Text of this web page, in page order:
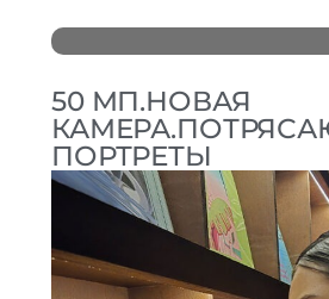
50 МП.НОВАЯ
КАМЕРА.
ПОРТРЕТЫ